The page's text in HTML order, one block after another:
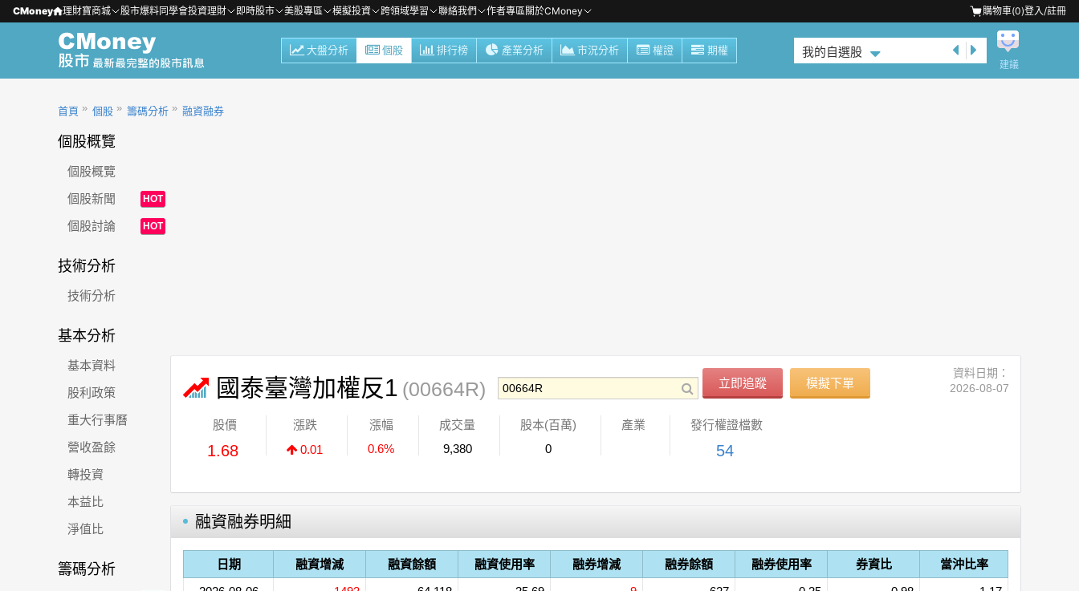
CMoney 理財寶商城 股市爆料同學會投資理財 即時股市 美股專區 模擬投資 跨領域學習 聯絡我們 作者專區關於CMoney 購物車(0)登入/註冊
大盤分析 個股 排行榜 產業分析 市況分析 權證 期權 我的自選股
建議
首頁 個股 籌碼分析 融資融券
個股概覽
個股概覽
個股新聞
HOT
個股討論 HOT
技術分析
技術分析
基本分析
基本資料
股利政策
重大行事曆
營收盈餘
轉投資
本益比
淨值比
籌碼分析
國泰臺灣加權反1 (00664R) 立即追蹤 模擬下單
資料日期：
2026-08-07
股價
1.68
漲跌
0.01
漲幅
0.6%
成交量
9,380
股本(百萬)
0
產業 發行權證檔數
54
融資融券明細
日期 融資增減 融資餘額 融資使用率 融券增減 融券餘額 融券使用率 券資比
當沖比率